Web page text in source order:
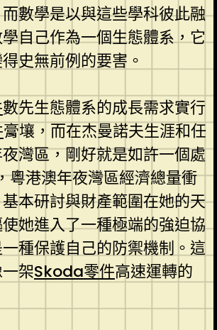
數學是以與這些學科彼此融
自己作為一個生態體系，它
史無前例的要害。
數先生態體系的成長需求實行
膏壤，而在杰曼諾夫生涯和任
灣區，剛好就是如許一個處
粵港澳年夜灣區經濟總量衝
本研討與財產範圍在她的天
她進入了一種極端的強迫協
種保護自己的防禦機制。這
架Skoda零件高速運轉的